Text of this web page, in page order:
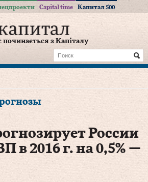
Capital time Капитал 500
починається з Капіталу
России
в 2016 г. на 0,5% —